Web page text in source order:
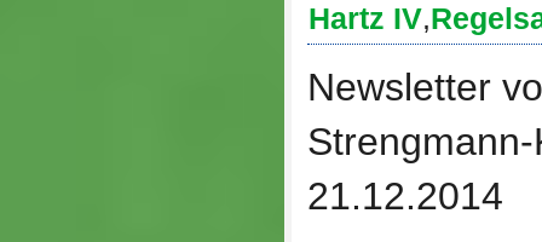
Hartz IV,
Newsletter
21.12.2014